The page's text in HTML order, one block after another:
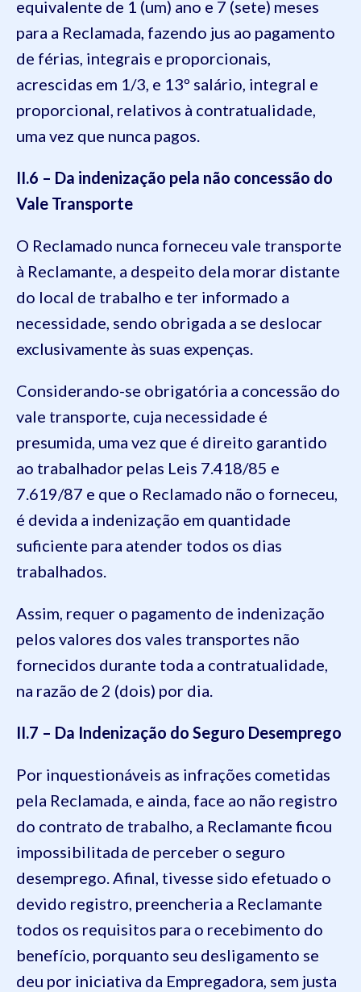
equivalente de 1 (um) ano e 7 (sete) meses
para a Reclamada, fazendo jus ao pagamento
de férias, integrais e proporcionais,
acrescidas em 1/3, e 13º salário, integral e
proporcional, relativos à contratualidade,
uma vez que nunca pagos.
II.6 – Da indenização pela não concessão do
Vale Transporte
O Reclamado nunca forneceu vale transporte
à Reclamante, a despeito dela morar distante
do local de trabalho e ter informado a
necessidade, sendo obrigada a se deslocar
exclusivamente às suas expenças.
Considerando-se obrigatória a concessão do
vale transporte, cuja necessidade é
presumida, uma vez que é direito garantido
ao trabalhador pelas Leis 7.418/85 e
7.619/87 e que o Reclamado não o forneceu,
é devida a indenização em quantidade
suficiente para atender todos os dias
trabalhados.
Assim, requer o pagamento de indenização
pelos valores dos vales transportes não
fornecidos durante toda a contratualidade,
na razão de 2 (dois) por dia.
II.7 – Da Indenização do Seguro Desemprego
Por inquestionáveis as infrações cometidas
pela Reclamada, e ainda, face ao não registro
do contrato de trabalho, a Reclamante ficou
impossibilitada de perceber o seguro
desemprego. Afinal, tivesse sido efetuado o
devido registro, preencheria a Reclamante
todos os requisitos para o recebimento do
benefício, porquanto seu desligamento se
deu por iniciativa da Empregadora, sem justa